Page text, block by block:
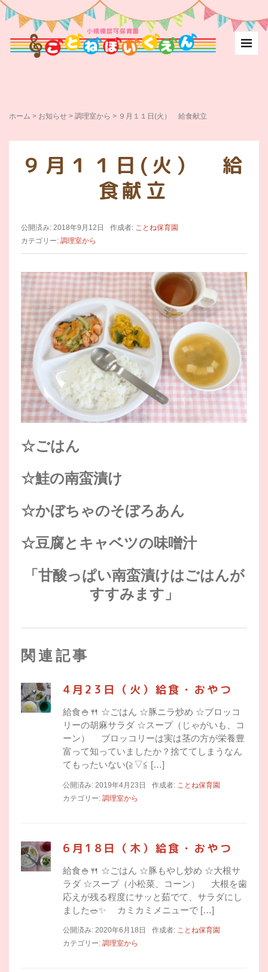
ホーム > お知らせ > 調理室から > ９月１１日(火） 給食献立
９月１１日(火） 給
食献立
公開済み: 2018年9月12日 作成者: ことね保育園
カテゴリー: 調理室から
☆ごはん
☆鮭の南蛮漬け
☆かぼちゃのそぼろあん
☆豆腐とキャベツの味噌汁
「甘酸っぱい南蛮漬けはごはんが
すすみます」
関連記事
4月23日（火）給食・おやつ
給食🍚🍴 ☆ごはん ☆豚ニラ炒め ☆ブロッコ
リーの胡麻サラダ ☆スープ（じゃがいも、コ
ーン） ブロッコリーは実は茎の方が栄養豊
富って知っていましたか？捨ててしまうなん
てもったいない(≧▽≦ […]
公開済み: 2019年4月23日 作成者: ことね保育園
カテゴリー: 調理室から
6月18日（木）給食・おやつ
給食🍚🍴 ☆ごはん ☆豚もやし炒め ☆大根サ
ラダ ☆スープ（小松菜、コーン） 大根を歯
応えが残る程度にサッと茹でて、サラダにし
ました🥗✨ カミカミメニューで […]
公開済み: 2020年6月18日 作成者: ことね保育園
カテゴリー: 調理室から